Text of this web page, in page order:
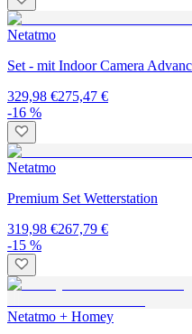
Netatmo
Set - mit Indoor Camera
329,98 €275,47 €
-16 %
Netatmo
Premium Set Wetterstation
319,98 €267,79 €
-15 %
Netatmo + Homey